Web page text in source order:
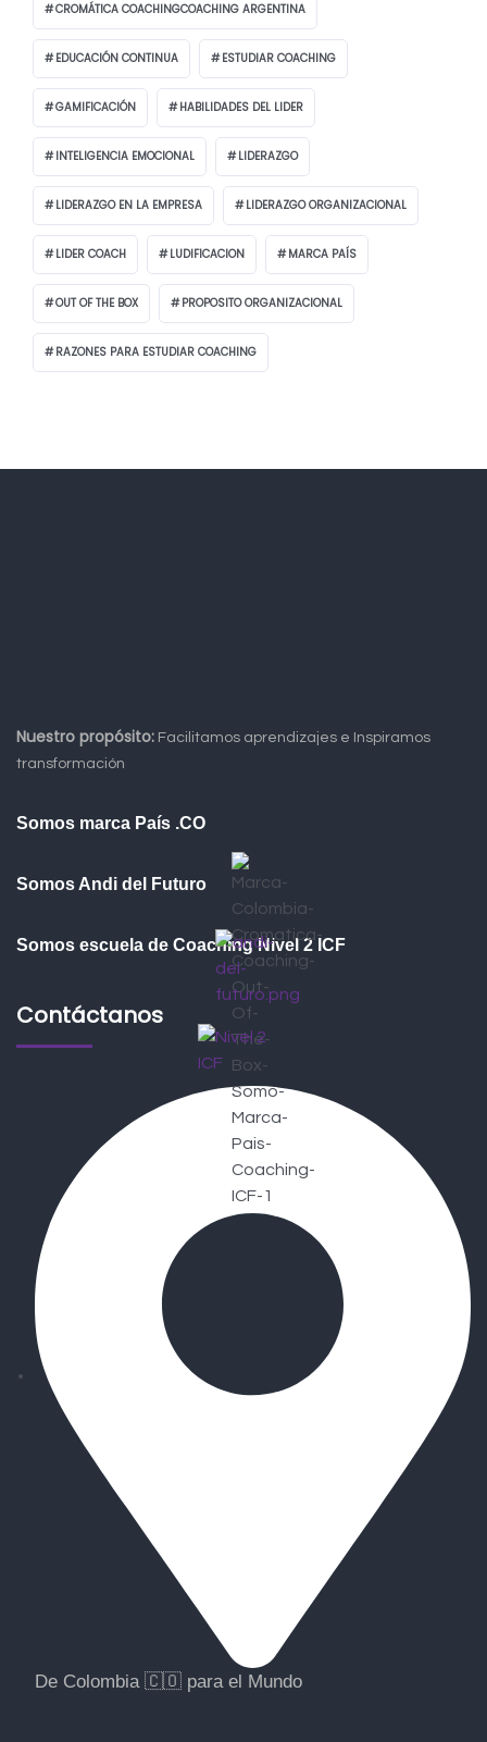
CROMÁTICA COACHINGCOACHING ARGENTINA
EDUCACIÓN CONTINUA ESTUDIAR COACHING
GAMIFICACIÓN HABILIDADES DEL LIDER
INTELIGENCIA EMOCIONAL LIDERAZGO
LIDERAZGO EN LA EMPRESA LIDERAZGO ORGANIZACIONAL
LIDER COACH LUDIFICACION MARCA PAÍS
OUT OF THE BOX PROPOSITO ORGANIZACIONAL
RAZONES PARA ESTUDIAR COACHING
Nuestro propósito: Facilitamos aprendizajes e Inspiramos
transformación
Somos marca País .CO
Somos Andi del Futuro
Somos escuela de Coaching Nivel 2 ICF
Contáctanos
De Colombia 🇨🇴 para el Mundo